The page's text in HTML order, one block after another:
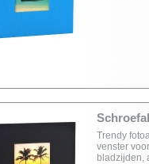
Trendy
venster
bladzijden,